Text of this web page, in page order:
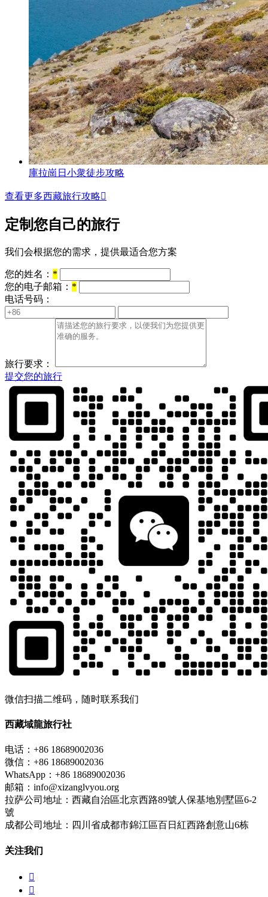
庫拉崗日小衆徒步攻略
查看更多西藏旅行攻略
定制您自己的旅行
我们会根据您的需求，提供最适合您方案
您的姓名： *
您的电子邮箱： *
电话号码：
旅行要求：
提交您的旅行
微信扫描二维码，随时联系我们
西藏域龍旅行社
电话：+86 18689002036
微信：+86 18689002036
WhatsApp：+86 18689002036
邮箱：info@xizanglvyou.org
拉萨公司地址：西藏自治區北京西路89號人保基地別墅區6-2
號
成都公司地址：四川省成都市錦江區百日紅西路創意山6栋
关注我们

